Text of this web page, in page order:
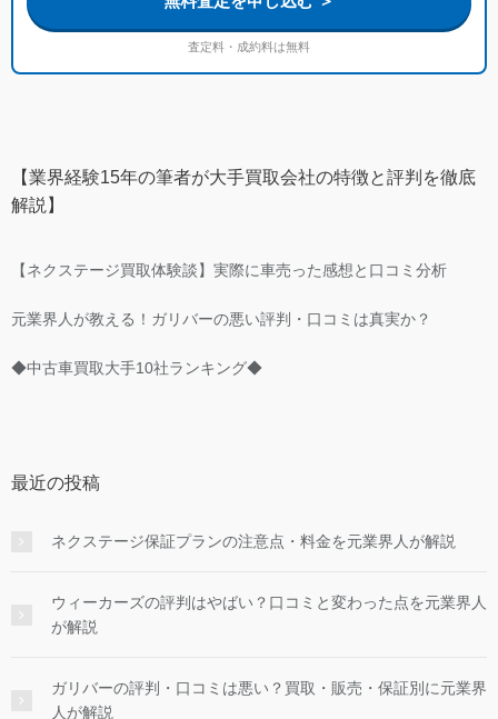
査定料・成約料は無料
【業界経験15年の筆者が大手買取会社の特徴と評判を徹底
解説】
【ネクステージ買取体験談】実際に車売った感想と口コミ分析
元業界人が教える！ガリバーの悪い評判・口コミは真実か？
◆中古車買取大手10社ランキング◆
最近の投稿
ネクステージ保証プランの注意点・料金を元業界人が解説
ウィーカーズの評判はやばい？口コミと変わった点を元業界人
が解説
ガリバーの評判・口コミは悪い？買取・販売・保証別に元業界
人が解説